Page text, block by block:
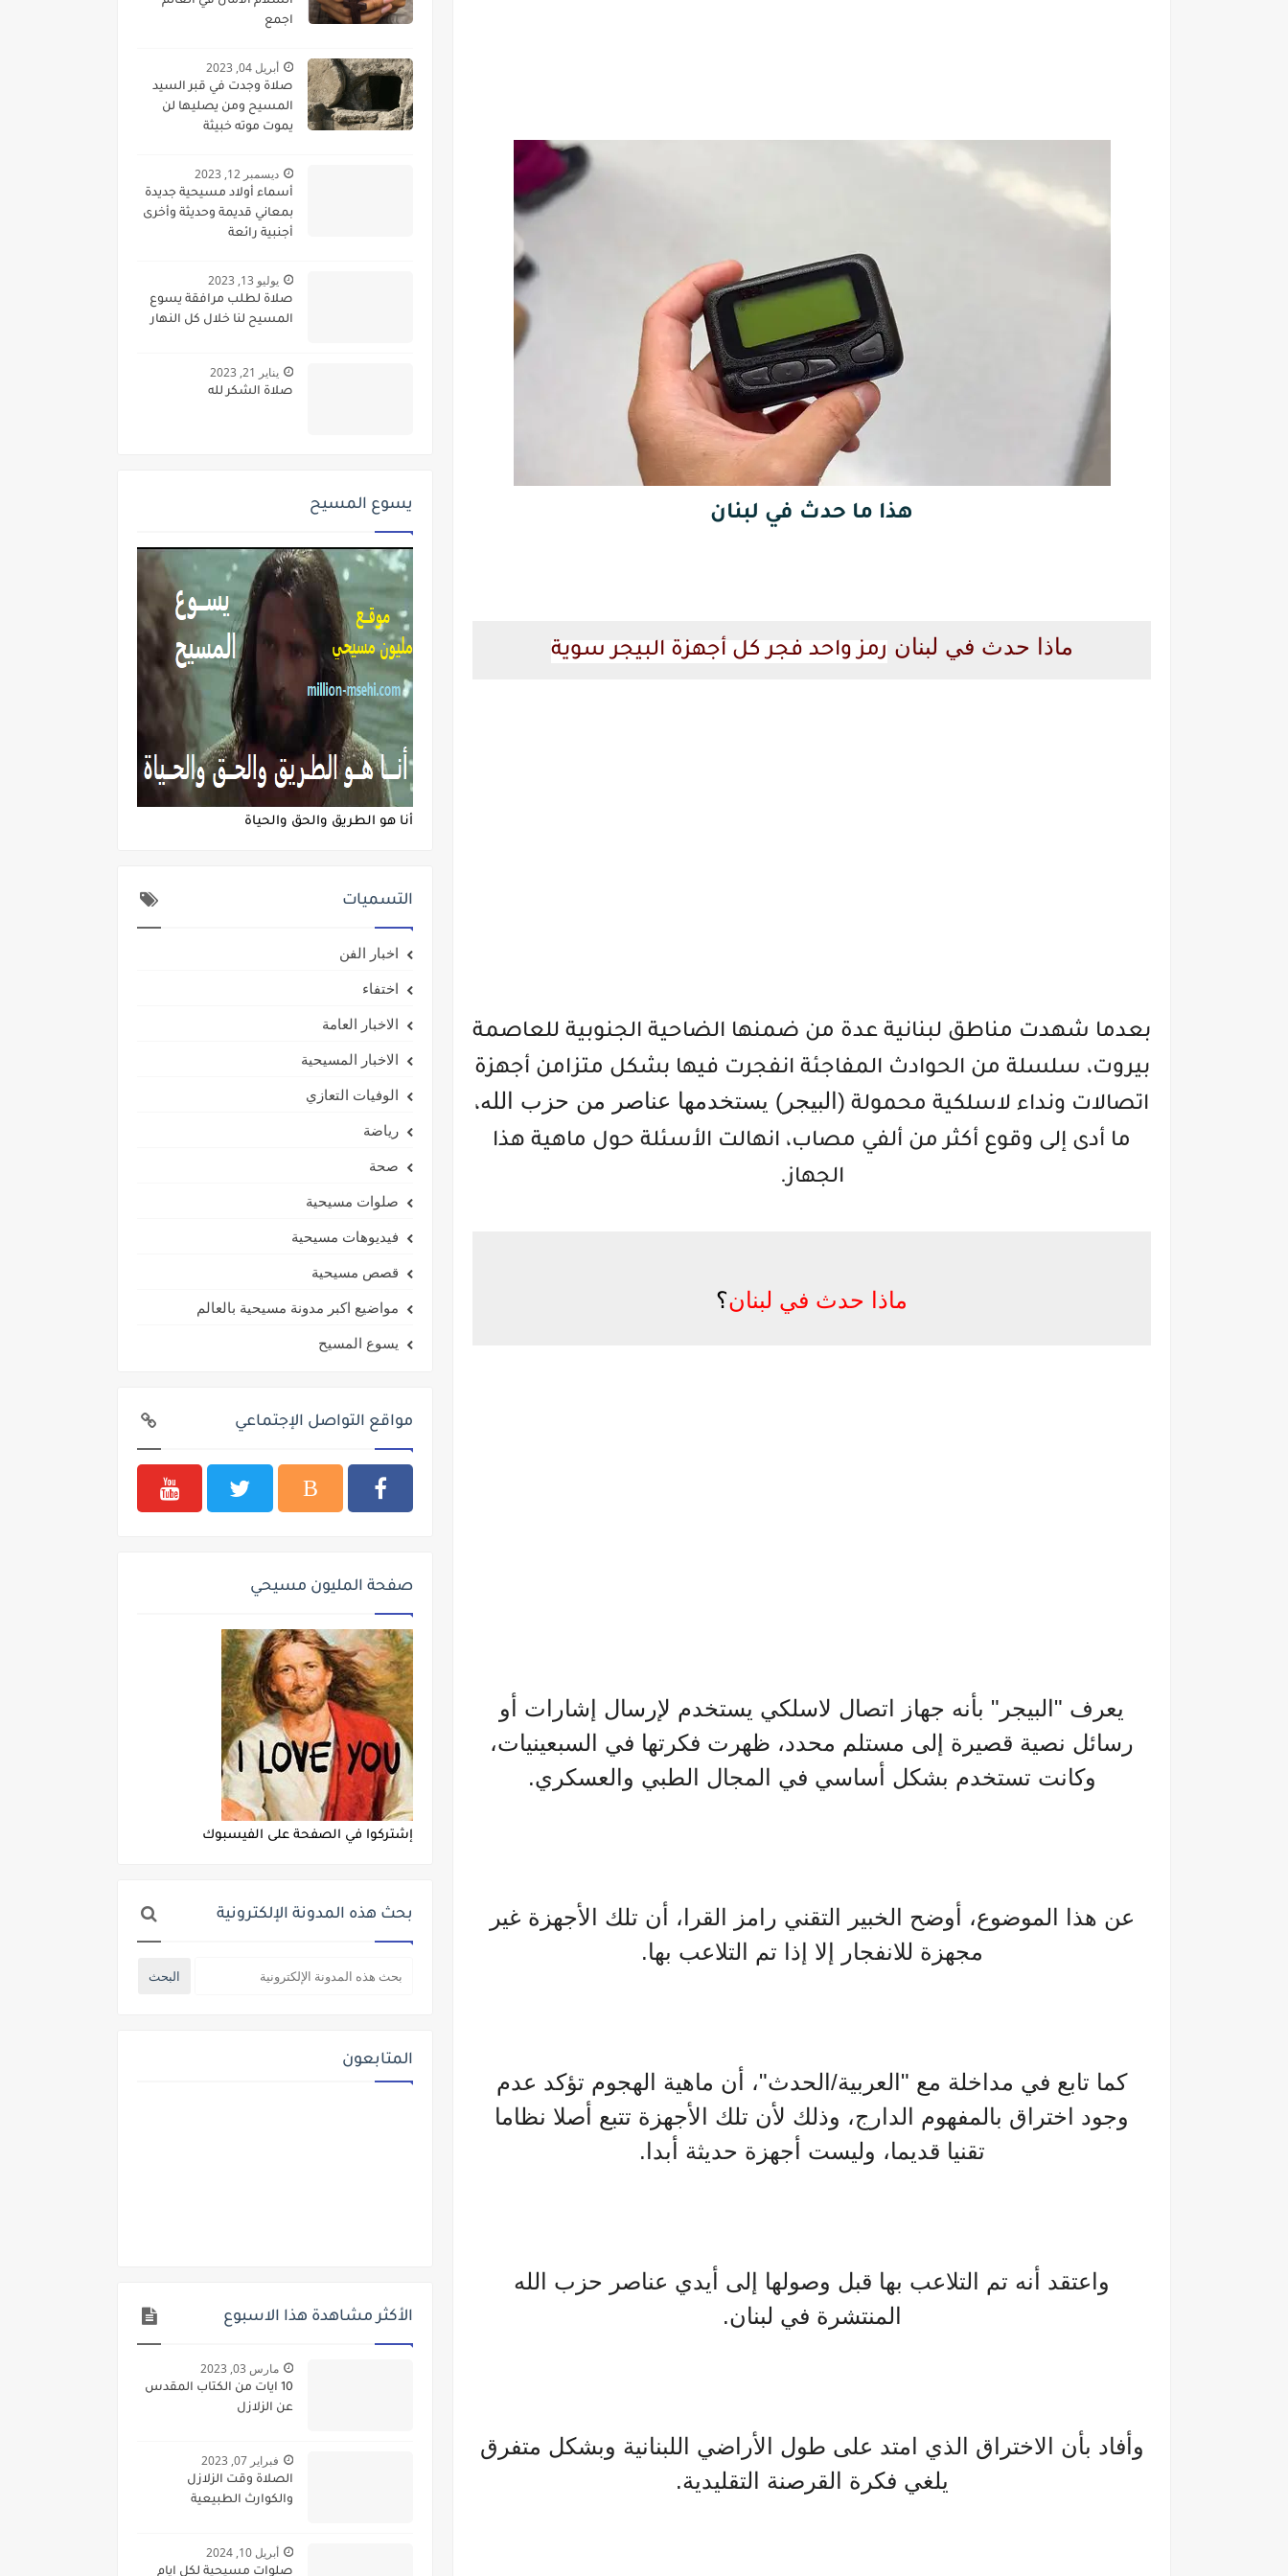
هذا ما حدث في لبنان
ماذا حدث في لبنان رمز واحد فجر كل أجهزة البيجر سوية
بعدما شهدت مناطق لبنانية عدة من ضمنها الضاحية الجنوبية للعاصمة
بيروت، سلسلة من الحوادث المفاجئة انفجرت فيها بشكل متزامن أجهزة
اتصالات ونداء لاسلكية محمولة (البيجر) يستخدمها عناصر من حزب الله،
ما أدى إلى وقوع أكثر من ألفي مصاب، انهالت الأسئلة حول ماهية هذا
الجهاز.
ماذا حدث في لبنان؟
يعرف "البيجر" بأنه جهاز اتصال لاسلكي يستخدم لإرسال إشارات أو
رسائل نصية قصيرة إلى مستلم محدد، ظهرت فكرتها في السبعينيات،
وكانت تستخدم بشكل أساسي في المجال الطبي والعسكري.
عن هذا الموضوع، أوضح الخبير التقني رامز القرا، أن تلك الأجهزة غير
مجهزة للانفجار إلا إذا تم التلاعب بها.
كما تابع في مداخلة مع "العربية/الحدث"، أن ماهية الهجوم تؤكد عدم
وجود اختراق بالمفهوم الدارج، وذلك لأن تلك الأجهزة تتبع أصلا نظاما
تقنيا قديما، وليست أجهزة حديثة أبدا.
واعتقد أنه تم التلاعب بها قبل وصولها إلى أيدي عناصر حزب الله
المنتشرة في لبنان.
وأفاد بأن الاختراق الذي امتد على طول الأراضي اللبنانية وبشكل متفرق
يلغي فكرة القرصنة التقليدية.
اجمع
أبريل 04, 2023
صلاة وجدت في قبر السيد
المسيح ومن يصليها لن
يموت موته خبيثة
ديسمبر 12, 2023
أسماء أولاد مسيحية جديدة
بمعاني قديمة وحديثة وأخرى
أجنبية رائعة
يوليو 13, 2023
صلاة لطلب مرافقة يسوع
المسيح لنا خلال كل النهار
يناير 21, 2023
صلاة الشكر لله
يسوع المسيح
أنا هو الطريق والحق والحياة
التسميات
اخبار الفن
اختفاء
الاخبار العامة
الاخبار المسيحية
الوفيات التعازي
رياضة
صحة
صلوات مسيحية
فيديوهات مسيحية
قصص مسيحية
مواضيع اكبر مدونة مسيحية بالعالم
يسوع المسيح
مواقع التواصل الإجتماعي
صفحة المليون مسيحي
إشتركوا في الصفحة على الفيسبوك
بحث هذه المدونة الإلكترونية
المتابعون
الأكثر مشاهدة هذا الاسبوع
مارس 03, 2023
10 ايات من الكتاب المقدس
عن الزلازل
فبراير 07, 2023
الصلاة وقت الزلازل
والكوارث الطبيعية
أبريل 10, 2024
صلوات مسيحية لكل ايام